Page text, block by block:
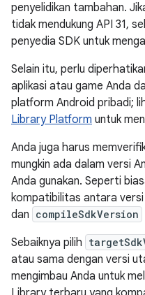
penyelidikan tambahan.
tidak mendukung API 31,
penyedia SDK untuk
Selain itu, perlu
aplikasi atau game Anda
platform Android pribadi;
Library Platform untuk
Anda juga harus
mungkin ada dalam versi
Anda gunakan. Seperti
kompatibilitas antara
dan compileSdkVersion
Sebaiknya pilih
atau sama dengan versi
mengimbau Anda untuk